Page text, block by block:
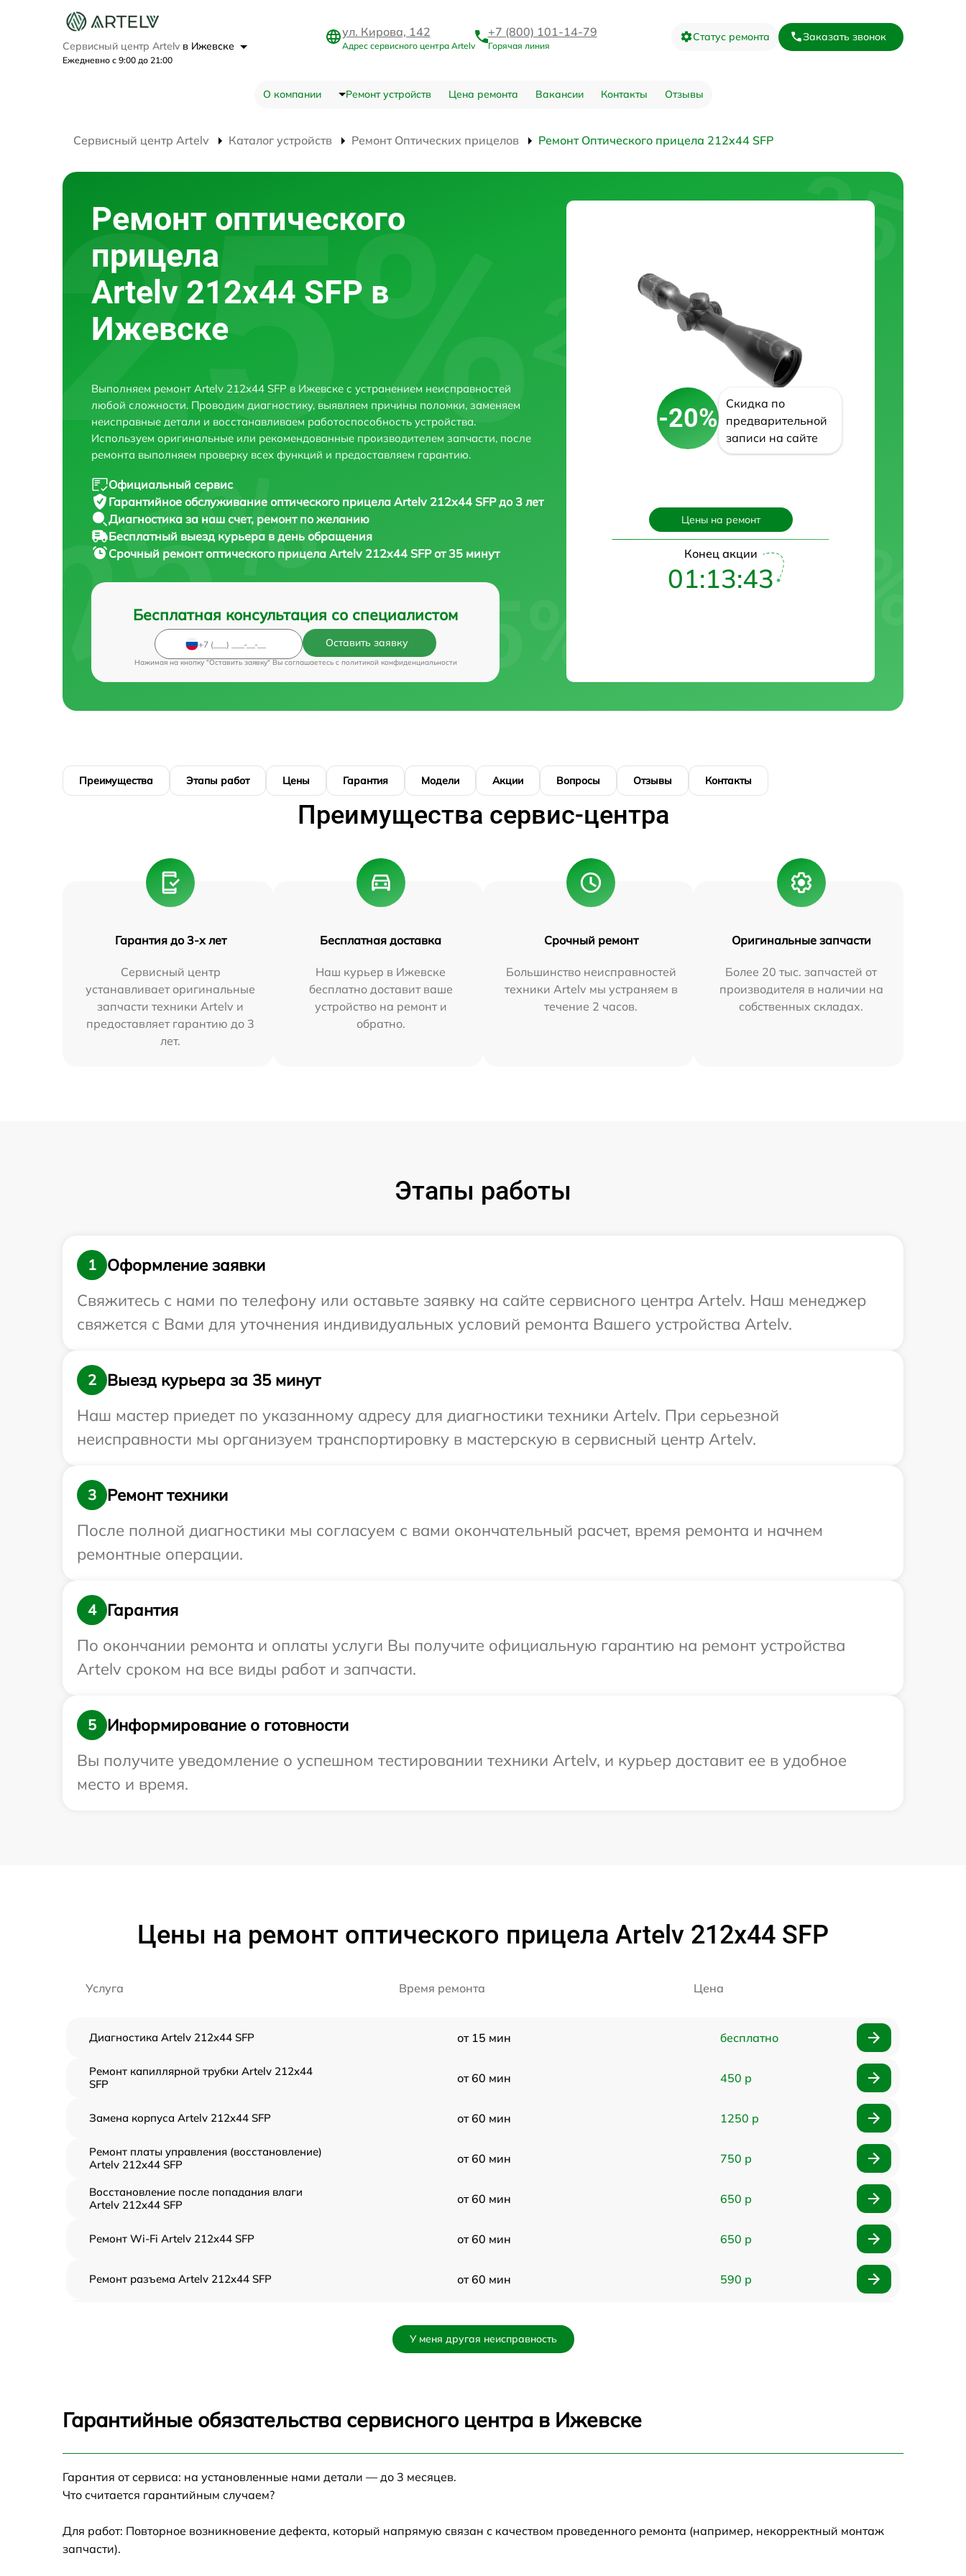
Сервисный центр Artelv в Ижевске
Ежедневно с 9:00 до 21:00
ул. Кирова, 142
Адрес сервисного центра Artelv
+7 (800) 101-14-79
Горячая линия
Статус ремонта Заказать звонок
О компании Ремонт устройств Цена ремонта Вакансии Контакты Отзывы
Сервисный центр Artelv Каталог устройств Ремонт Оптических прицелов Ремонт Оптического прицела 212x44 SFP
Ремонт оптического
прицела
Artelv 212x44 SFP в
Ижевске
Выполняем ремонт Artelv 212x44 SFP в Ижевске с устранением неисправностей
любой сложности. Проводим диагностику, выявляем причины поломки, заменяем
неисправные детали и восстанавливаем работоспособность устройства.
Используем оригинальные или рекомендованные производителем запчасти, после
ремонта выполняем проверку всех функций и предоставляем гарантию.
Официальный сервис
Гарантийное обслуживание оптического прицела Artelv 212x44 SFP до 3 лет
Диагностика за наш счет, ремонт по желанию
Бесплатный выезд курьера в день обращения
Срочный ремонтоптического прицела Artelv 212x44 SFP от 35 минут
Бесплатная консультация со специалистом
Оставить заявку
Нажимая на кнопку "Оставить заявку" Вы соглашаетесь c политикой конфиденциальности
-20%
Скидка по
предварительной
записи на сайте
Цены на ремонт
Конец акции
01:13:42
Преимущества Этапы работ Цены Гарантия Модели Акции Вопросы Отзывы Контакты
Преимущества сервис-центра
Гарантия до 3-х лет
Сервисный центр
устанавливает оригинальные
запчасти техники Artelv и
предоставляет гарантию до 3
лет.
Бесплатная доставка
Наш курьер в Ижевске
бесплатно доставит ваше
устройство на ремонт и
обратно.
Срочный ремонт
Большинство неисправностей
техники Artelv мы устраняем в
течение 2 часов.
Оригинальные запчасти
Более 20 тыс. запчастей от
производителя в наличии на
собственных складах.
Этапы работы
1
Оформление заявки
Свяжитесь с нами по телефону или оставьте заявку на сайте сервисного центра Artelv. Наш менеджер
свяжется с Вами для уточнения индивидуальных условий ремонта Вашего устройства Artelv.
2
Выезд курьера за 35 минут
Наш мастер приедет по указанному адресу для диагностики техники Artelv. При серьезной
неисправности мы организуем транспортировку в мастерскую в сервисный центр Artelv.
3
Ремонт техники
После полной диагностики мы согласуем с вами окончательный расчет, время ремонта и начнем
ремонтные операции.
4
Гарантия
По окончании ремонта и оплаты услуги Вы получите официальную гарантию на ремонт устройства
Artelv сроком на все виды работ и запчасти.
5
Информирование о готовности
Вы получите уведомление о успешном тестировании техники Artelv, и курьер доставит ее в удобное
место и время.
Цены на ремонт оптического прицела Artelv 212x44 SFP
Услуга Время ремонта Цена
Диагностика Artelv 212x44 SFP от 15 мин бесплатно
Ремонт капиллярной трубки Artelv 212x44
SFP
от 60 мин 450 р
Замена корпуса Artelv 212x44 SFP от 60 мин 1250 р
Ремонт платы управления (восстановление)
Artelv 212x44 SFP
от 60 мин 750 р
Восстановление после попадания влаги
Artelv 212x44 SFP
от 60 мин 650 р
Ремонт Wi-Fi Artelv 212x44 SFP от 60 мин 650 р
Ремонт разъема Artelv 212x44 SFP от 60 мин 590 р
Замена процессора Artelv 212x44 SFP
Замена ключей управления Artelv 212x44
У меня другая неисправность
Гарантийные обязательства сервисного центра в Ижевске
Гарантия от сервиса: на установленные нами детали — до 3 месяцев.
Что считается гарантийным случаем?
Для работ: Повторное возникновение дефекта, который напрямую связан с качеством проведенного ремонта (например, некорректный монтаж
запчасти).